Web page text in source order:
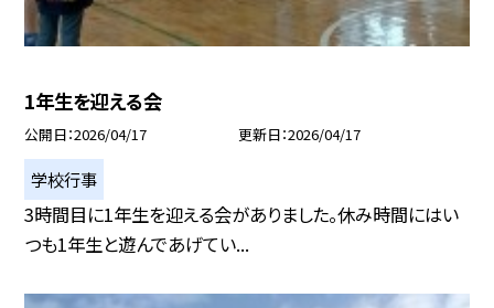
1年生を迎える会
公開日 2026/04/17 更新日 2026/04/17
学校行事
3時間目に1年生を迎える会がありました。休み時間にはい
つも1年生と遊んであげてい...